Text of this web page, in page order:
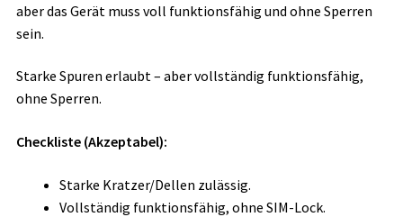
aber das Gerät muss voll funktionsfähig und ohne Sperren
sein.
Starke Spuren erlaubt – aber vollständig funktionsfähig,
ohne Sperren.
Checkliste (Akzeptabel):
Starke Kratzer/Dellen zulässig.
Vollständig funktionsfähig, ohne SIM-Lock.